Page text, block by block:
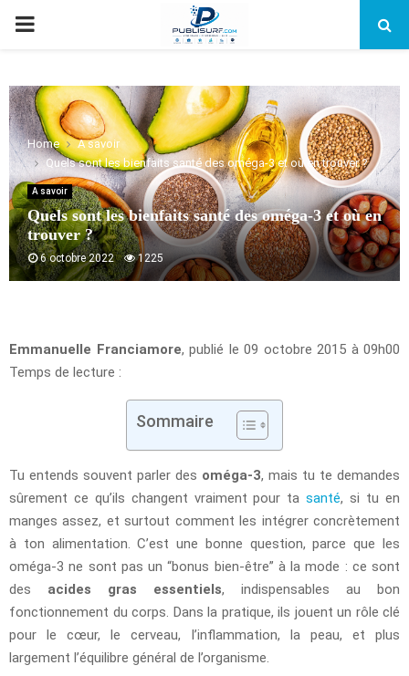
PRIMARY
Home
A savoir
Quels sont les bienfaits santé des oméga-3 et où en trouver ?
A savoir
Quels sont les bienfaits santé des oméga-3 et où en
trouver ?
6 octobre 2022 1225
Emmanuelle Franciamore, publié le 09 octobre 2015 à 09h00
Temps de lecture :
Sommaire
Tu entends souvent parler des oméga-3, mais tu te demandes
sûrement ce qu’ils changent vraiment pour tasanté, si tu en
manges assez, et surtout comment les intégrer concrètement
à ton alimentation. C’est une bonne question, parce que les
oméga-3 ne sont pas un “bonus bien-être” à la mode : ce sont
des acides gras essentiels, indispensables au bon
fonctionnement du corps. Dans la pratique, ils jouent un rôle clé
pour le cœur, le cerveau, l’inflammation, la peau, et plus
largement l’équilibre général de l’organisme.